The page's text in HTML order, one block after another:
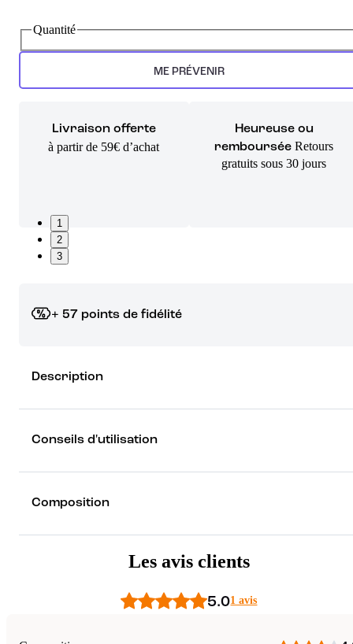
Quantité
ME PRÉVENIR
Livraison offerte
à partir de 59€ d’achat
Heureuse ou
remboursée Retours
gratuits sous 30 jours
1
2
3
+ 57 points de fidélité
rêver !
Découvrez les récompenses
Description
Conseils d'utilisation
Composition
Les avis clients
5.01 avis